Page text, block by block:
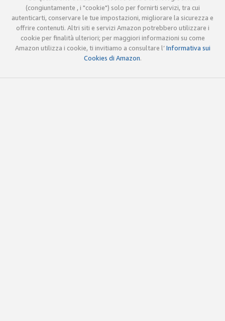
(congiuntamente , i "cookie") solo per fornirti servizi, tra cui
autenticarti, conservare le tue impostazioni, migliorare la sicurezza e
offrire contenuti. Altri siti e servizi Amazon potrebbero utilizzare i
cookie per finalità ulteriori; per maggiori informazioni su come
Amazon utilizza i cookie, ti invitiamo a consultare l’Informativa sui
Cookies di Amazon.